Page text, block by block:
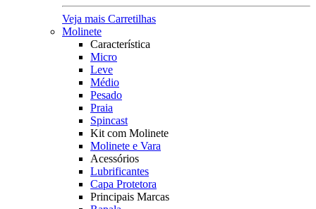
Veja mais Carretilhas
Molinete
Característica
Micro
Leve
Médio
Pesado
Praia
Spincast
Kit com Molinete
Molinete e Vara
Acessórios
Lubrificantes
Capa Protetora
Principais Marcas